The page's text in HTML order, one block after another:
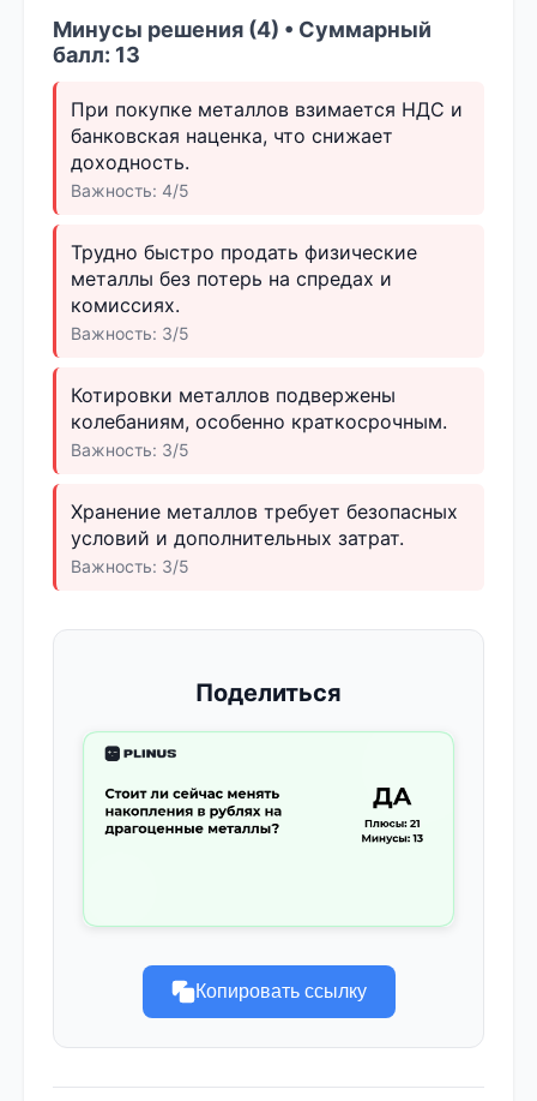
Минусы решения (4) • Суммарный
балл: 13
При покупке металлов взимается НДС и
банковская наценка, что снижает
доходность.
Важность: 4/5
Трудно быстро продать физические
металлы без потерь на спредах и
комиссиях.
Важность: 3/5
Котировки металлов подвержены
колебаниям, особенно краткосрочным.
Важность: 3/5
Хранение металлов требует безопасных
условий и дополнительных затрат.
Важность: 3/5
Поделиться
Копировать ссылку